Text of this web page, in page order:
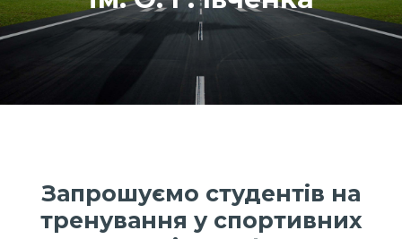
Запрошуємо студентів на
тренування у спортивних